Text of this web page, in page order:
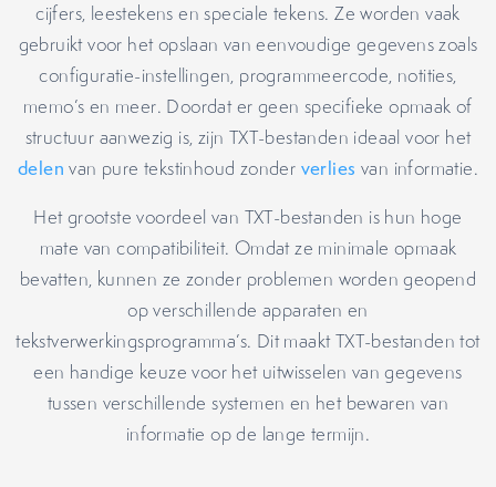
cijfers, leestekens en speciale tekens. Ze worden vaak
gebruikt voor het opslaan van eenvoudige gegevens zoals
configuratie-instellingen, programmeercode, notities,
memo’s en meer. Doordat er geen specifieke opmaak of
structuur aanwezig is, zijn TXT-bestanden ideaal voor het
delen van pure tekstinhoud zonder verlies van informatie.
Het grootste voordeel van TXT-bestanden is hun hoge
mate van compatibiliteit. Omdat ze minimale opmaak
bevatten, kunnen ze zonder problemen worden geopend
op verschillende apparaten en
tekstverwerkingsprogramma’s. Dit maakt TXT-bestanden tot
een handige keuze voor het uitwisselen van gegevens
tussen verschillende systemen en het bewaren van
informatie op de lange termijn.